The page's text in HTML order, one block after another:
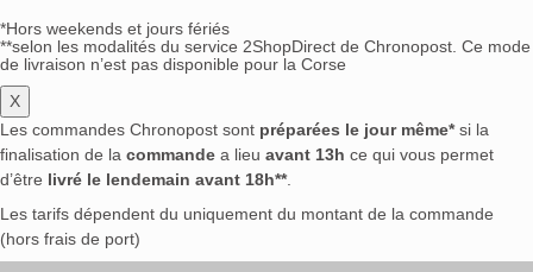
*Hors weekends et jours fériés
**selon les modalités du service 2ShopDirect de Chronopost. Ce mode
de livraison n’est pas disponible pour la Corse
X
Les commandes Chronopost sont préparées le jour même*si la
finalisation de la commande a lieu avant 13h ce qui vous permet
d’être livré le lendemain avant 18h**.
Les tarifs dépendent du uniquement du montant de la commande
(hors frais de port)